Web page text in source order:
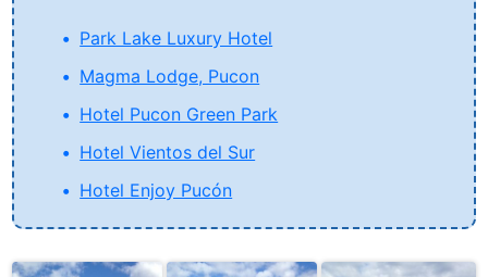
Park Lake Luxury Hotel
Magma Lodge, Pucon
Hotel Pucon Green Park
Hotel Vientos del Sur
Hotel Enjoy Pucón